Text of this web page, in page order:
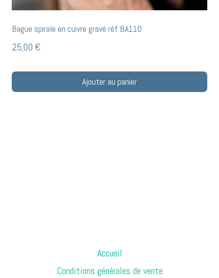
Bague spirale en cuivre gravé réf BA110
25,00 €
Ajouter au panier
Accueil
Conditions générales de vente